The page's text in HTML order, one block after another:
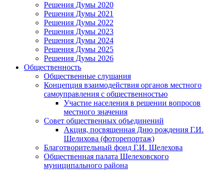
Решения Думы 2020
Решения Думы 2021
Решения Думы 2022
Решения Думы 2023
Решения Думы 2024
Решения Думы 2025
Решения Думы 2026
Общественность
Общественные слушания
Концепция взаимодействия органов местного
самоуправления с общественностью
Участие населения в решении вопросов
местного значения
Совет общественных объединений
Акция, посвященная Дню рождения Г.И.
Шелихова (фоторепортаж)
Благотворительный фонд Г.И. Шелехова
Общественная палата Шелеховского
муниципального района